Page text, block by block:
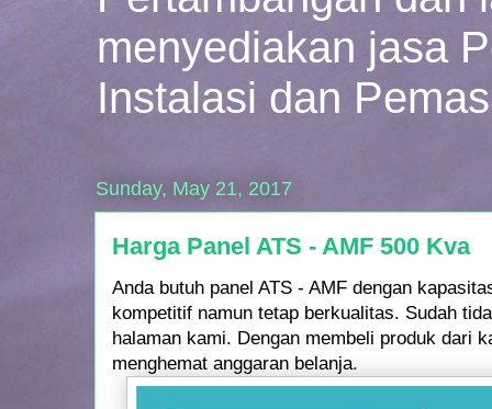
menyediakan jasa
Instalasi dan
Sunday, May 21, 2017
Harga Panel ATS - AMF 500 Kva
Anda butuh panel ATS - AMF dengan
kompetitif namun tetap berkualitas. Sudah
halaman kami. Dengan membeli produk dari
menghemat anggaran belanja.